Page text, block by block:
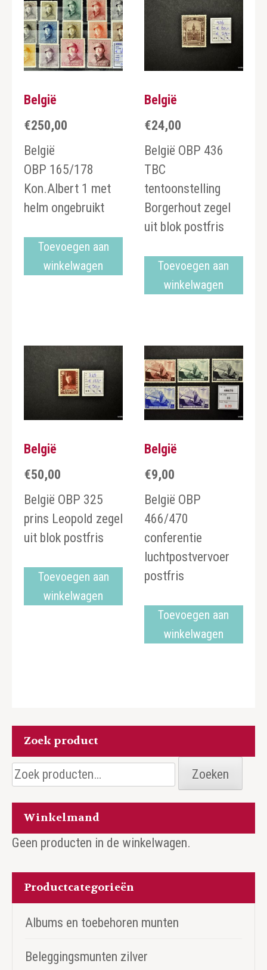
België
€250,00
België
OBP 165/178
Kon.Albert 1 met
helm ongebruikt
Toevoegen aan
winkelwagen
België
€24,00
België OBP 436
TBC
tentoonstelling
Borgerhout zegel
uit blok postfris
Toevoegen aan
winkelwagen
België
€50,00
België OBP 325
prins Leopold zegel
uit blok postfris
Toevoegen aan
winkelwagen
België
€9,00
België OBP
466/470
conferentie
luchtpostvervoer
postfris
Toevoegen aan
winkelwagen
Zoek product
Zoeken
naar:
Zoeken
Winkelmand
Geen producten in de winkelwagen.
Productcategorieën
Albums en toebehoren munten
Beleggingsmunten zilver